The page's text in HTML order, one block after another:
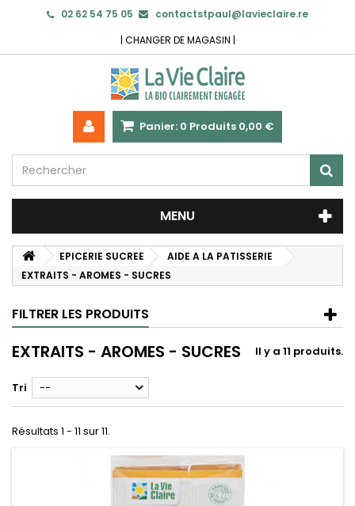
02 62 54 75 05
contactstpaul@lavieclaire.re
| CHANGER DE MAGASIN |
Panier: 0 Produits 0,00 €
MENU
EPICERIE SUCREE
AIDE A LA PATISSERIE
EXTRAITS - AROMES - SUCRES
FILTRER LES PRODUITS
EXTRAITS - AROMES - SUCRES Il y a 11 produits.
Tri --
Résultats 1 - 11 sur 11.